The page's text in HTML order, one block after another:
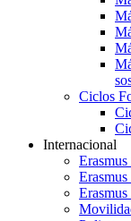
Ciclos
Internacional
Erasmus
Erasmus